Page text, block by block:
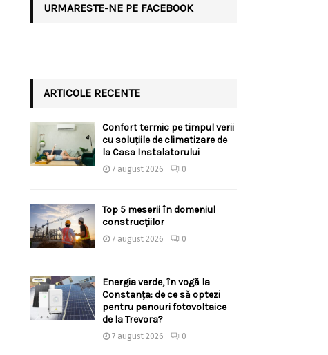
URMARESTE-NE PE FACEBOOK
ARTICOLE RECENTE
Confort termic pe timpul verii
cu soluțiile de climatizare de
la Casa Instalatorului
7 august 2026 0
Top 5 meserii în domeniul
construcțiilor
7 august 2026 0
Energia verde, în vogă la
Constanța: de ce să optezi
pentru panouri fotovoltaice
de la Trevora?
7 august 2026 0